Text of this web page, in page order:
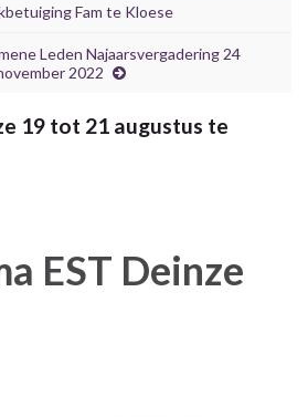
Fam te Kloese
Leden Najaarsvergadering 24
2022
19 tot 21 augustus te
EST Deinze